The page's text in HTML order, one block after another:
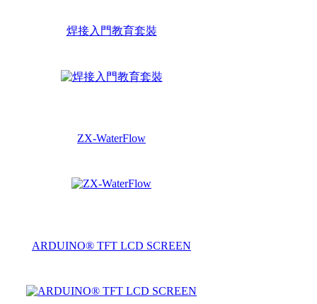
焊接入門教育套裝
ZX-WaterFlow
ARDUINO® TFT LCD SCREEN